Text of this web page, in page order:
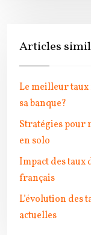
Articles
Le meilleur taux
sa banque?
Stratégies pour
en solo
Impact des
français
L’évolution des
actuelles